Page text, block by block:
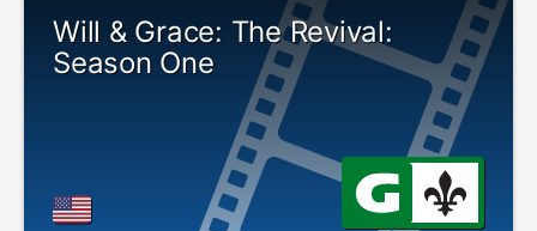
Will & Grace: The Revival:
Season One